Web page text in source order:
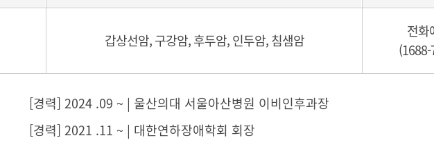
갑상선암, 구강암, 후두암, 인두암, 침샘암
전화
[경력] 2024 .09 ~ | 울산의대 서울아산병원 이비인후과장
[경력] 2021 .11 ~ | 대한연하장애학회 회장